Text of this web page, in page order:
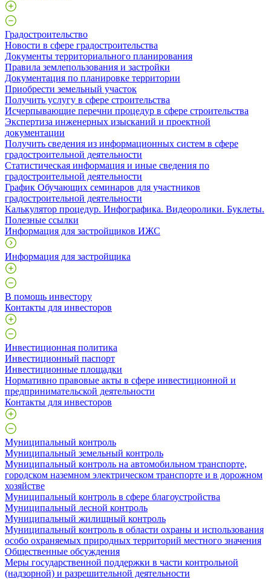
Градостроительство
Новости в сфере градостроительства
Документы территориального планирования
Правила землепользования и застройки
Документация по планировке территории
Приобрести земельный участок
Получить услугу в сфере строительства
Исчерпывающие перечни процедур в сфере строительства
Экспертиза инженерных изысканий и проектной
документации
Получить сведения из информационных систем в сфере
градостроительной деятельности
Статистическая информация и иные сведения по
градостроительной деятельности
График Обучающих семинаров для участников
градостроительной деятельности
Калькулятор процедур. Инфографика. Видеоролики. Буклеты.
Полезные ссылки
Информация для застройщиков ИЖС
Информация для застройщика
В помощь инвестору
Контакты для инвесторов
Инвестиционная политика
Инвестиционный паспорт
Инвестиционные площадки
Нормативно правовые акты в сфере инвестиционной и
предпринимательской деятельности
Контакты для инвесторов
Муниципальный контроль
Муниципальный земельный контроль
Муниципальный контроль на автомобильном транспорте,
городском наземном электрическом транспорте и в дорожном
хозяйстве
Муниципальный контроль в сфере благоустройства
Муниципальный лесной контроль
Муниципальный жилищный контроль
Муниципальный контроль в области охраны и использования
особо охраняемых природных территорий местного значения
Общественные обсуждения
Меры государственной поддержки в части контрольной
(надзорной) и разрешительной деятельности